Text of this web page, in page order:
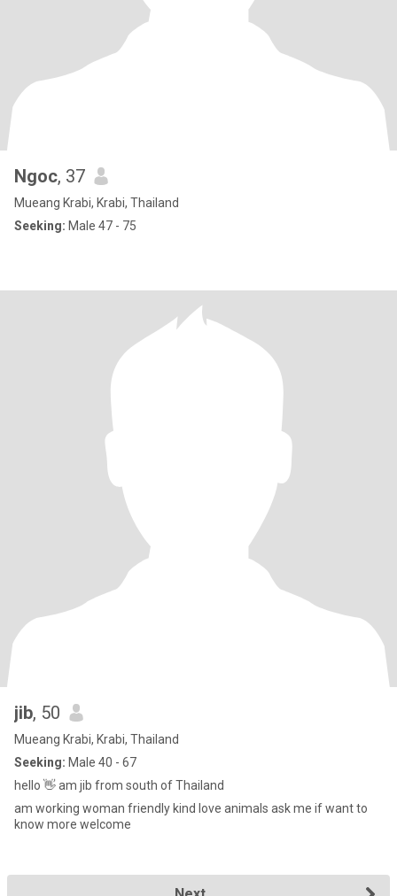
Ngoc, 37
Mueang Krabi, Krabi, Thailand
Seeking: Male 47 - 75
jib, 50
Mueang Krabi, Krabi, Thailand
Seeking: Male 40 - 67
hello 👋 am jib from south of Thailand
am working woman friendly kind love animals ask me if want to
know more welcome